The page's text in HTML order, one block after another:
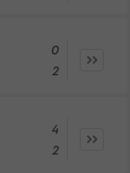
0
2
4
2